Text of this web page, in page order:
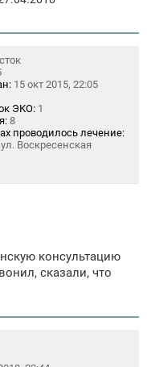
15 окт 2015, 22:05
ЭКО: 1
8
проводилось лечение:
Воскресенская
консультацию
сказали, что